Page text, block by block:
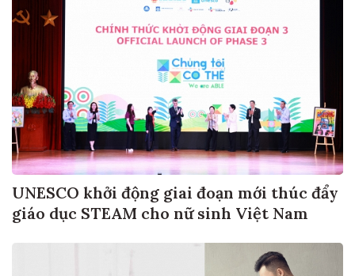
UNESCO khởi động giai đoạn mới thúc đẩy
giáo dục STEAM cho nữ sinh Việt Nam